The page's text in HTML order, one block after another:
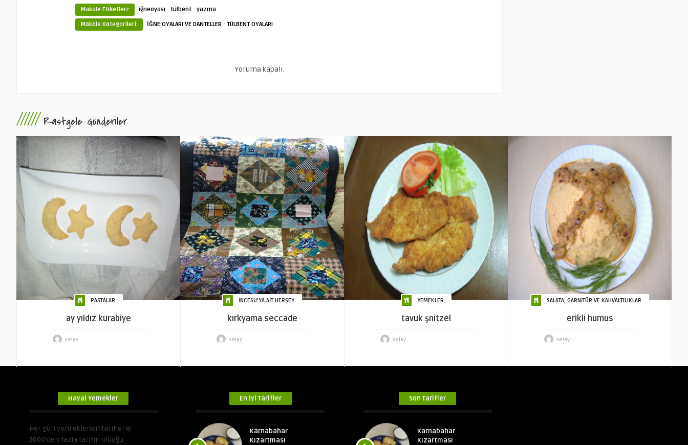
Makale Etiketleri: iğneoyası · tülbent · yazma
Makale Kategorileri:
İĞNE OYALARI VE DANTELLER · TÜLBENT OYALARI
Yoruma kapalı.
////// Rastgele Gönderiler
PASTALAR
ay yıldız kurabiye
selay
İNCESU'YA AİT HERŞEY
kırkyama seccade
selay
YEMEKLER
tavuk şnitzel
selay
SALATA, GARNİTÜR VE KAHVALTILIKLAR
erikli humus
selay
Hayal Yemekler
Her gün yeni eklenen tariflerle
2000’den fazla tarifin olduğu
En İyi Tarifler
Karnabahar
Kızartması
Son Tarifler
Karnabahar
Kızartması